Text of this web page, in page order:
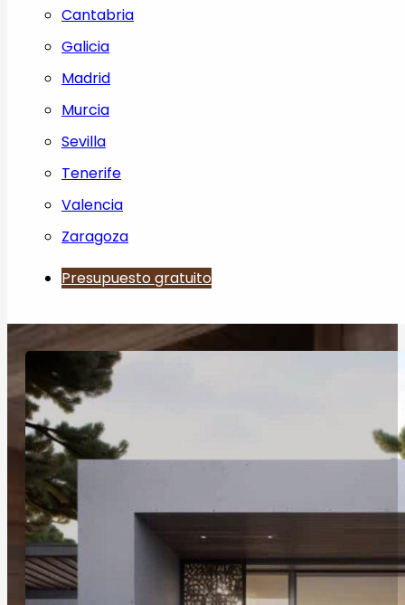
Cantabria
Galicia
Madrid
Murcia
Sevilla
Tenerife
Valencia
Zaragoza
Presupuesto gratuito